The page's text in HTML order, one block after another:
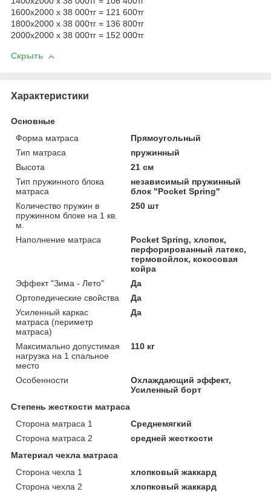
1600х2000 х 38 000тг = 121 600тг
1800х2000 х 38 000тг = 136 800тг
2000х2000 х 38 000тг = 152 000тг
Скрыть
Характеристики
Основные
Форма матраса
Прямоугольный
Тип матраса
пружинный
Высота
21 см
Тип пружинного блока
матраса
независимый пружинный
блок "Pocket Spring"
Количество пружин в
пружинном блоке на 1 кв.
м.
250 шт
Наполнение матраса
Pocket Spring, хлопок,
перфорированный латекс,
термовойлок, кокосовая
койра
Эффект "Зима - Лето"
Да
Ортопедические свойства
Да
Усиленный каркас
матраса (периметр
матраса)
Да
Максимально допустимая
нагрузка на 1 спальное
место
110 кг
Особенности
Охлаждающий эффект,
Усиленный борт
Степень жесткости матраса
Сторона матраса 1
Среднемягкий
Сторона матраса 2
средней жесткости
Материал чехла матраса
Сторона чехла 1
хлопковый жаккард
Сторона чехла 2
хлопковый жаккард